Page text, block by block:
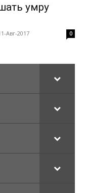
умру
Авг-2017 0